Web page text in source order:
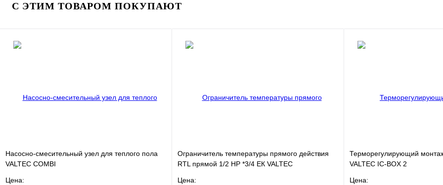
В корзину В корзину
С ЭТИМ ТОВАРОМ ПОКУПАЮТ
Насосно-смесительный узел для теплого пола
VALTEC COMBI
Цена:
Ограничитель температуры прямого действия
RTL прямой 1/2 НР *3/4 ЕК VALTEC
Цена:
Терморегулирующий
VALTEC IC-BOX 2
Цена: